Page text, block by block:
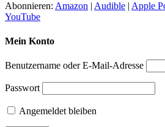
Abonnieren: Amazon Audible Apple
YouTube
Mein Konto
Benutzername oder E-Mail-Adresse
Passwort
Angemeldet bleiben